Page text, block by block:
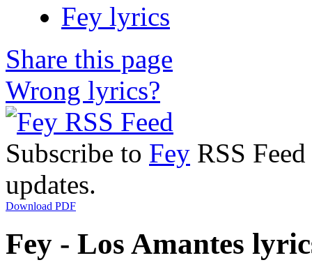
Fey lyrics
Share this page
Wrong lyrics?
Subscribe to Fey RSS
updates.
Download PDF
Fey - Los Amantes